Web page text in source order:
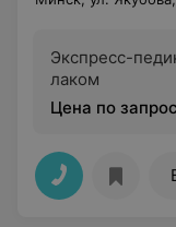
Экспресс-
лаком
Цена по